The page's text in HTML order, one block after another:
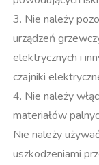
3. Nie należy
urządzeń
elektrycznych i
czajniki
4. Nie należy
materiałów
Nie należy
uszkodzeniami